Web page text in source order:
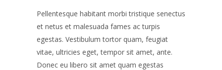
Pellentesque habitant morbi tristique senectus
et netus et malesuada fames ac turpis
egestas. Vestibulum tortor quam, feugiat
vitae, ultricies eget, tempor sit amet, ante.
Donec eu libero sit amet quam egestas